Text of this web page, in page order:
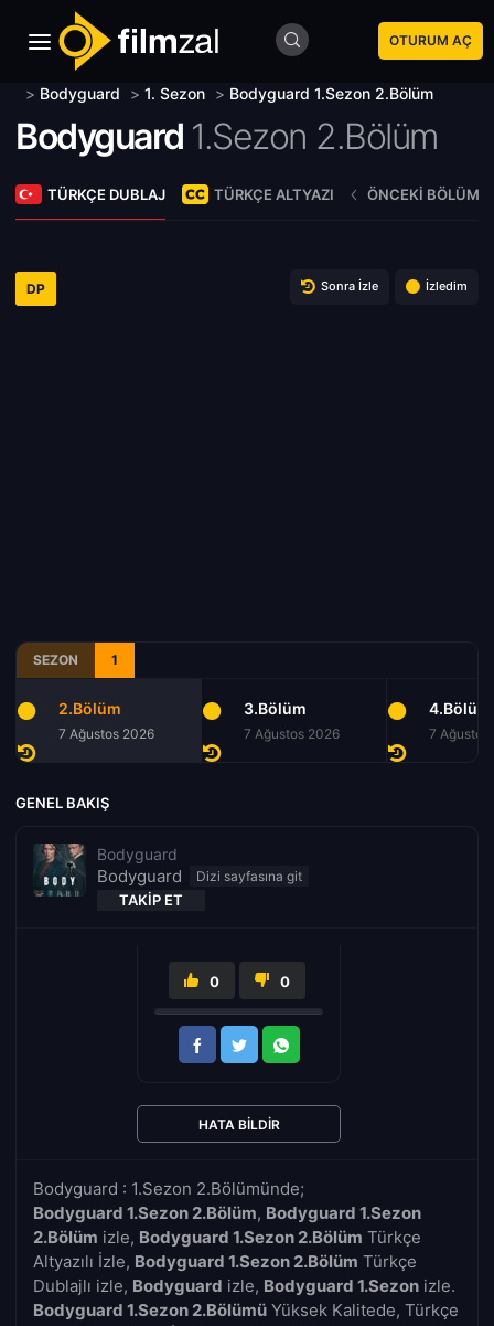
OTURUM AÇ
> Bodyguard > 1. Sezon > Bodyguard 1.Sezon 2.Bölüm
Bodyguard 1.Sezon 2.Bölüm
TÜRKÇE DUBLAJ TÜRKÇE ALTYAZI ÖNCEKI BÖLÜM
DP Sonra İzle İzledim
SEZON 1
2.Bölüm
7 Ağustos 2026
3.Bölüm
7 Ağustos 2026
4.Bölüm
7 Ağustos
GENEL BAKIŞ
Bodyguard
Bodyguard
TAKIP ET
Bodyguard : 1.Sezon 2.Bölümünde;
Bodyguard 1.Sezon 2.Bölüm, Bodyguard 1.Sezon
2.Bölüm izle, Bodyguard 1.Sezon 2.Bölüm Türkçe
Altyazılı İzle, Bodyguard 1.Sezon 2.Bölüm Türkçe
Dublajlı izle, Bodyguard izle, Bodyguard 1.Sezon izle.
Bodyguard 1.Sezon 2.Bölümü Yüksek Kalitede, Türkçe
0 0
HATA BILDIR